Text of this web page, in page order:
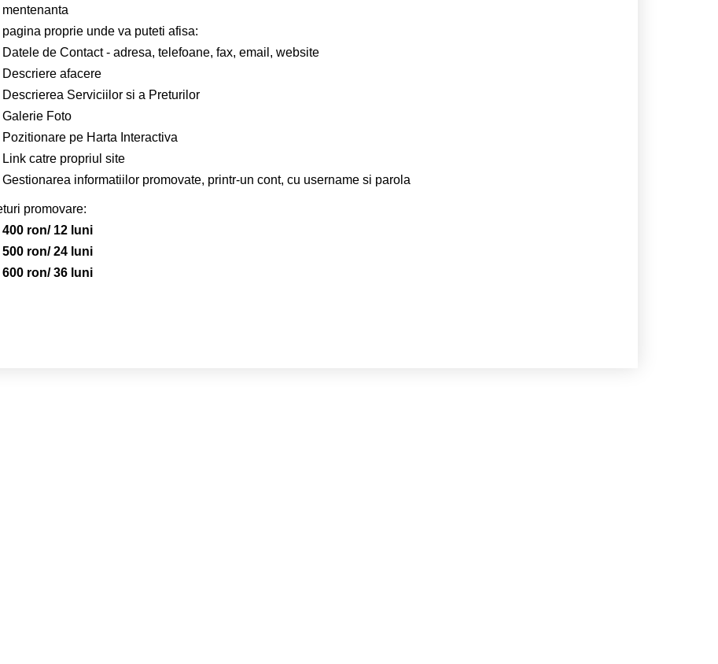
mentenanta
pagina proprie unde va puteti afisa:
Datele de Contact - adresa, telefoane, fax, email, website
Descriere afacere
Descrierea Serviciilor si a Preturilor
Galerie Foto
Pozitionare pe Harta Interactiva
Link catre propriul site
Gestionarea informatiilor promovate, printr-un cont, cu username si parola
promovare:
400 ron/ 12 luni
500 ron/ 24 luni
600 ron/ 36 luni